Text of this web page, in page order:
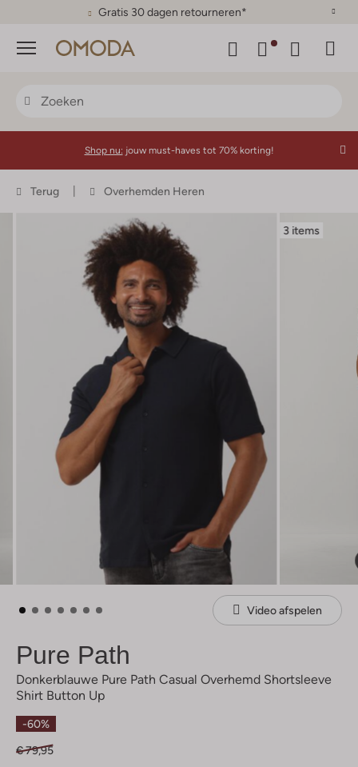
Gratis 30 dagen retourneren*
Menu
Shop nu: jouw must-haves tot 70% korting!
Terug Overhemden Heren
3 items
Video afspelen
Pure Path
Donkerblauwe Pure Path Casual Overhemd Shortsleeve
Shirt Button Up
-60%
€ 79,95